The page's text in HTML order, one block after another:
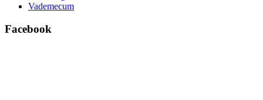
Vademecum
Facebook